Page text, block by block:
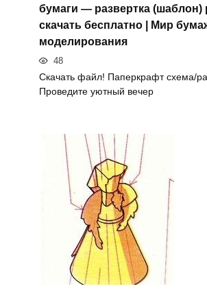
бумаги — развертка (шаблон)
скачать бесплатно | Мир
моделирования
48
Скачать файл! Паперкрафт схема/
Проведите уютный вечер